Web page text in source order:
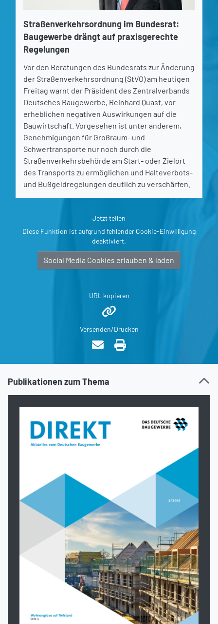
Straßenverkehrsordnung im Bundesrat:
Baugewerbe drängt auf praxisgerechte
Regelungen
Vor den Beratungen des Bundesrats zur Änderung
der Straßenverkehrsordnung (StVO) am heutigen
Freitag warnt der Präsident des Zentralverbands
Deutsches Baugewerbe, Reinhard Quast, vor
erheblichen negativen Auswirkungen auf die
Bauwirtschaft. Vorgesehen ist unter anderem,
Genehmigungen für Großraum- und
Schwertransporte nur noch durch die
Straßenverkehrsbehörde am Start- oder Zielort
des Transports zu ermöglichen und Halteverbots-
und Bußgeldregelungen deutlich zu verschärfen.
Jetzt teilen
Diese Funktion ist aufgrund fehlender Cookie-Einwilligung
deaktiviert.
Social Media Cookies erlauben & laden
URL kopieren
Versenden/Drucken
Publikationen zum Thema